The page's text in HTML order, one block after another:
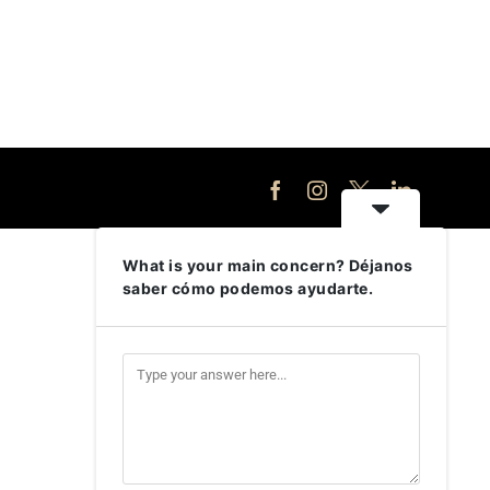
FacebookInstagram
X LinkedIn
What is your main concern? Déjanos
saber cómo podemos ayudarte.